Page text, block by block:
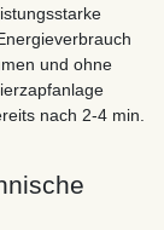
und ohne
nach 2-4 min.